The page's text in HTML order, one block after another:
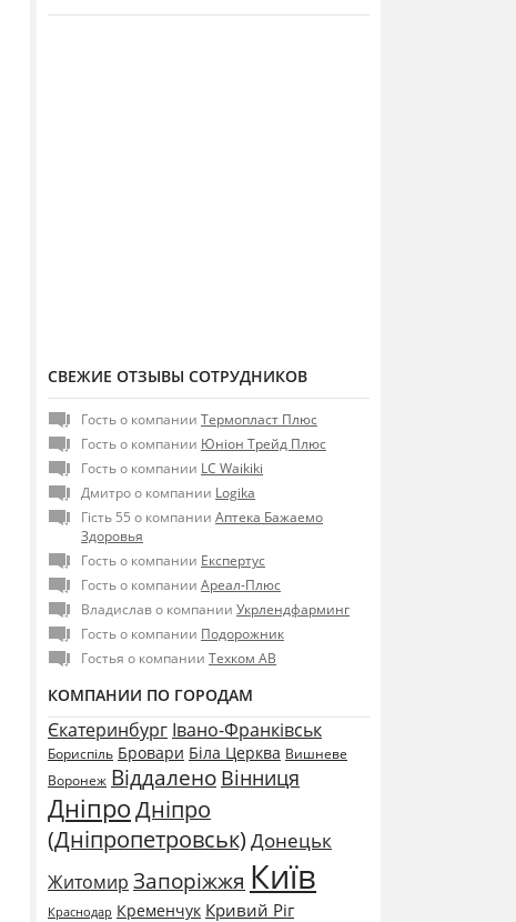
СВЕЖИЕ ОТЗЫВЫ СОТРУДНИКОВ
Гость о компании Термопласт Плюс
Гость о компании Юніон Трейд Плюс
Гость о компании LC Waikiki
Дмитро о компании Logika
Гість 55 о компании Аптека Бажаемо
Здоровья
Гость о компании Експертус
Гость о компании Ареал-Плюс
Владислав о компании Укрлендфарминг
Гость о компании Подорожник
Гостья о компании Техком АВ
КОМПАНИИ ПО ГОРОДАМ
Єкатеринбург Івано-Франківськ
Бориспіль Бровари Біла Церква Вишневе
Воронеж Віддалено Вінниця
ДніпроДніпро
(Дніпропетровськ) Донецьк
Житомир Запоріжжя Київ
Краснодар Кременчук Кривий Ріг